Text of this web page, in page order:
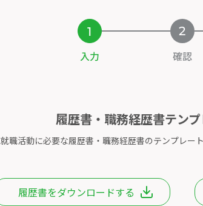
履歴書・職務経歴書テン
就職活動に必要な履歴書・職務経歴書のテンプレー
履歴書をダウンロードする